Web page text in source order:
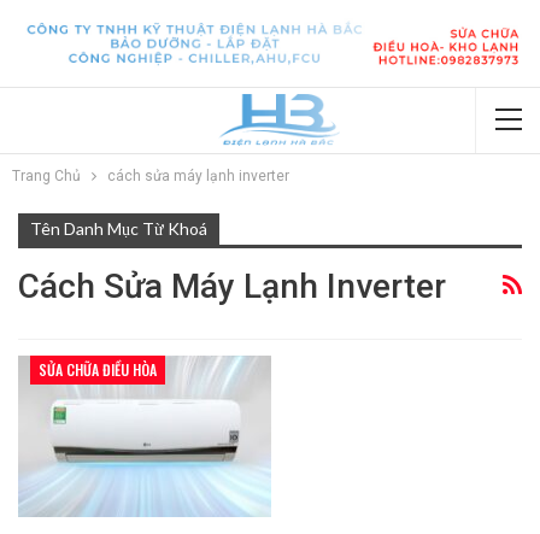
Trang Chủ cách sửa máy lạnh inverter
Tên Danh Mục Từ Khoá
Cách Sửa Máy Lạnh Inverter
SỬA CHỮA ĐIỀU HÒA